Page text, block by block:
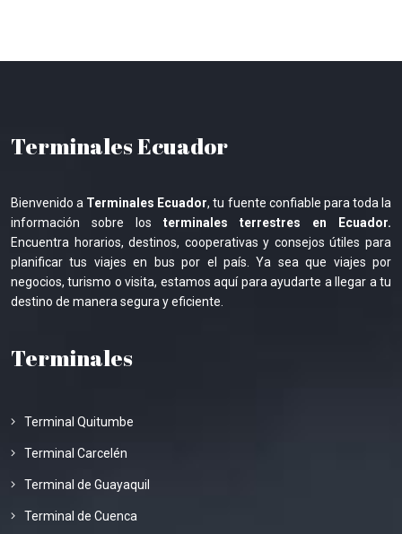
Terminales Ecuador
Bienvenido a Terminales Ecuador, tu fuente confiable para toda la
información sobre los terminales terrestres en Ecuador.
Encuentra horarios, destinos, cooperativas y consejos útiles para
planificar tus viajes en bus por el país. Ya sea que viajes por
negocios, turismo o visita, estamos aquí para ayudarte a llegar a tu
destino de manera segura y eficiente.
Terminales
Terminal Quitumbe
Terminal Carcelén
Terminal de Guayaquil
Terminal de Cuenca